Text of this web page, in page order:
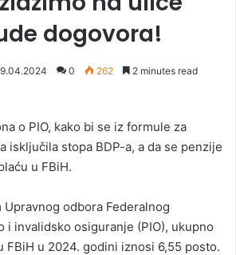
dogovora!
0 262 2 minutes read
o PIO, kako bi se iz formule za
isključila stopa BDP-a, a da se penzije
u FBiH.
Upravnog odbora Federalnog
i invalidsko osiguranje (PIO), ukupno
FBiH u 2024. godini iznosi 6,55 posto.